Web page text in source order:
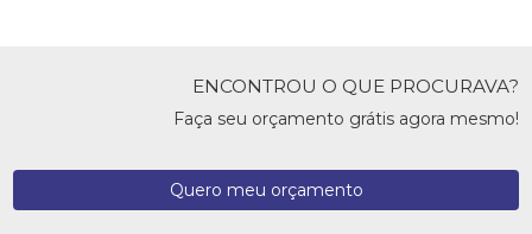
ENCONTROU O QUE PROCURAVA?
Faça seu orçamento grátis agora mesmo!
Quero meu orçamento